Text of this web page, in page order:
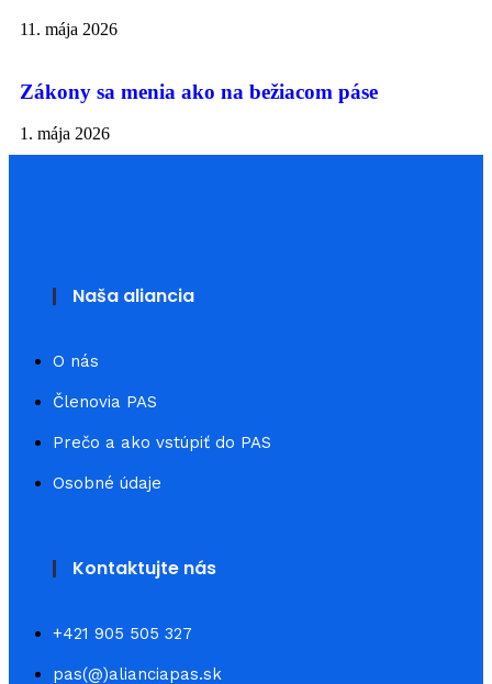
11. mája 2026
Zákony sa menia ako na bežiacom páse
1. mája 2026
Naša aliancia
O nás
Členovia PAS
Prečo a ako vstúpiť do PAS
Osobné údaje
Kontaktujte nás
+421 905 505 327
pas(@)alianciapas.sk